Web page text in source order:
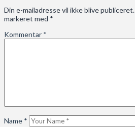
Din e-mailadresse vil ikke blive publiceret.
markeret med *
Kommentar *
Name *